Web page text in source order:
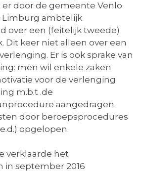
er door de gemeente Venlo
Limburg ambtelijk
over een (feitelijk tweede)
Dit keer niet alleen over een
Er is ook sprake van
men wil enkele zaken
voor de verlenging
m.b.t .de
aangedragen.
door beroepsprocedures
opgelopen.
verklaarde het
september 2016